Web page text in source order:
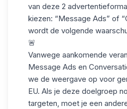
van deze 2
kiezen: “Message Ads” of “
wordt de volgende
🚨
Vanwege aankomende
Message Ads en
we de weergave op voor
EU. Als je deze doelgroep
targeten, moet je een